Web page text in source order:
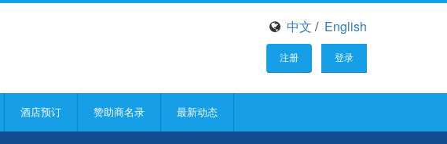
中文 / English
注册 登录
酒店预订 赞助商名录 最新动态